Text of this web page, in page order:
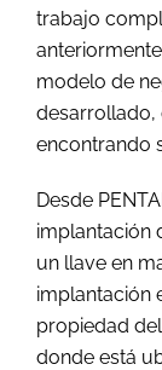
trabajo
modelo de
desarrollado,
encontrando
Desde
implantación
un llave en
implantación
propiedad
donde está